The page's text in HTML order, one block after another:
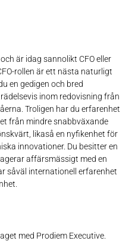
är idag sannolikt CFO eller
rollen är ett nästa naturligt
en gedigen och bred
inom redovisning från
Troligen har du erfarenhet
från mindre snabbväxande
likaså en nyfikenhet för
innovationer. Du besitter en
affärsmässigt med en
såväl internationell erfarenhet
med Prodiem Executive.